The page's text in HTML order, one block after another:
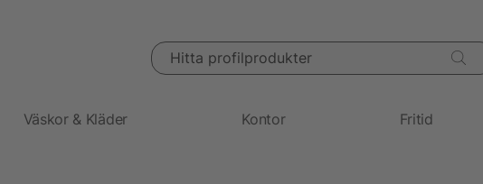
Hitta profilprodukter
Väskor & Kläder Kontor Fritid